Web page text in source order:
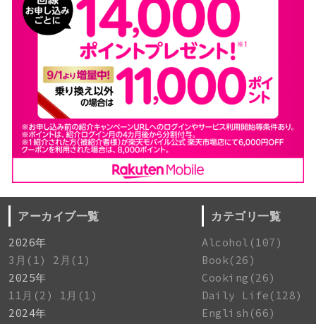
アーカイブ一覧
2026年
3月(1)
2月(1)
2025年
11月(2)
1月(1)
2024年
カテゴリ一覧
Alcohol(107)
Book(26)
Cooking(26)
Daily Life(128)
English(66)